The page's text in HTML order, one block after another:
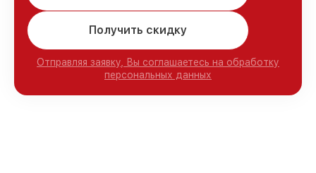
Получить скидку
Отправляя заявку, Вы соглашаетесь на обработку
персональных данных